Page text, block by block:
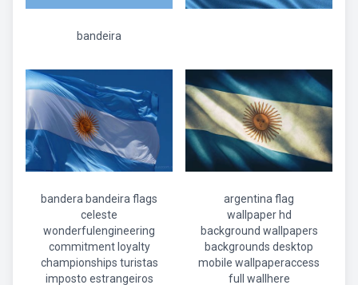
bandeira
bandera bandeira flags
celeste
wonderfulengineering
commitment loyalty
championships turistas
imposto estrangeiros
argentina flag
wallpaper hd
background wallpapers
backgrounds desktop
mobile wallpaperaccess
full wallhere